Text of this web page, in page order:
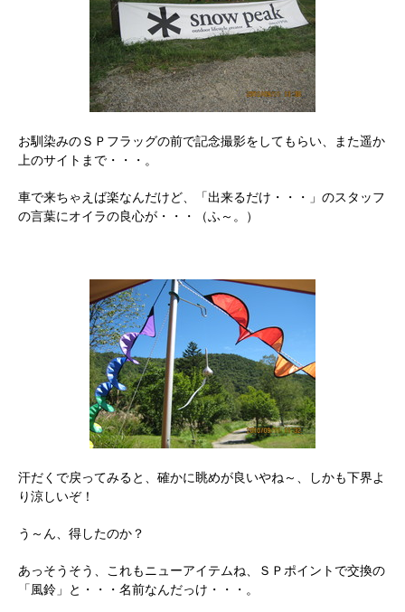
お馴染みのＳＰフラッグの前で記念撮影をしてもらい、また遥か
上のサイトまで・・・。
車で来ちゃえば楽なんだけど、「出来るだけ・・・」のスタッフ
の言葉にオイラの良心が・・・（ふ～。）
汗だくで戻ってみると、確かに眺めが良いやね～、しかも下界よ
り涼しいぞ！
う～ん、得したのか？
あっそうそう、これもニューアイテムね、ＳＰポイントで交換の
「風鈴」と・・・名前なんだっけ・・・。